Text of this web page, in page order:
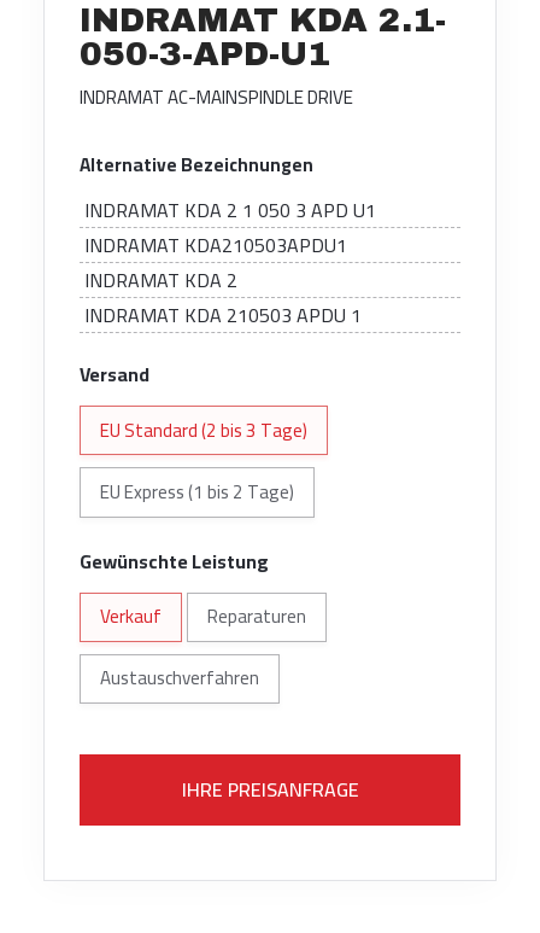
INDRAMAT KDA 2.1-
050-3-APD-U1
INDRAMAT AC-MAINSPINDLE DRIVE
Alternative Bezeichnungen
INDRAMAT KDA 2 1 050 3 APD U1
INDRAMAT KDA210503APDU1
INDRAMAT KDA 2
INDRAMAT KDA 210503 APDU 1
Versand
EU Standard (2 bis 3 Tage)
EU Express (1 bis 2 Tage)
Gewünschte Leistung
Verkauf
Reparaturen
Austauschverfahren
IHRE PREISANFRAGE